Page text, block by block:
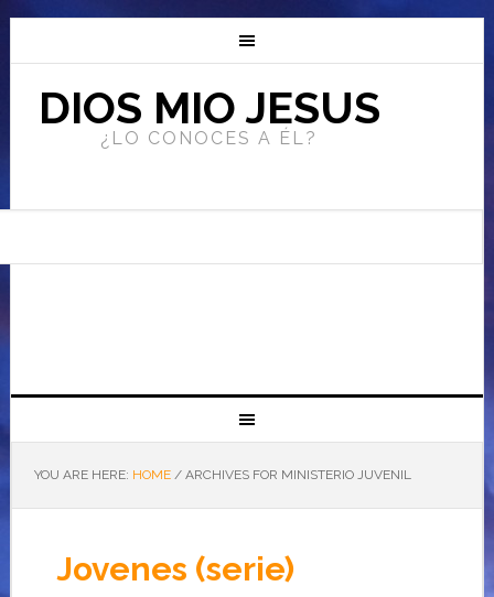
DIOS MIO JESUS
¿LO CONOCES A ÉL?
YOU ARE HERE: HOME /ARCHIVES FOR MINISTERIO JUVENIL
Jovenes (serie)